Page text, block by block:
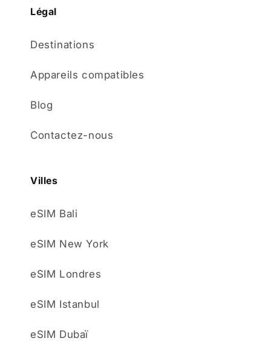
Légal
Destinations
Appareils compatibles
Blog
Contactez-nous
Villes
eSIM Bali
eSIM New York
eSIM Londres
eSIM Istanbul
eSIM Dubaï